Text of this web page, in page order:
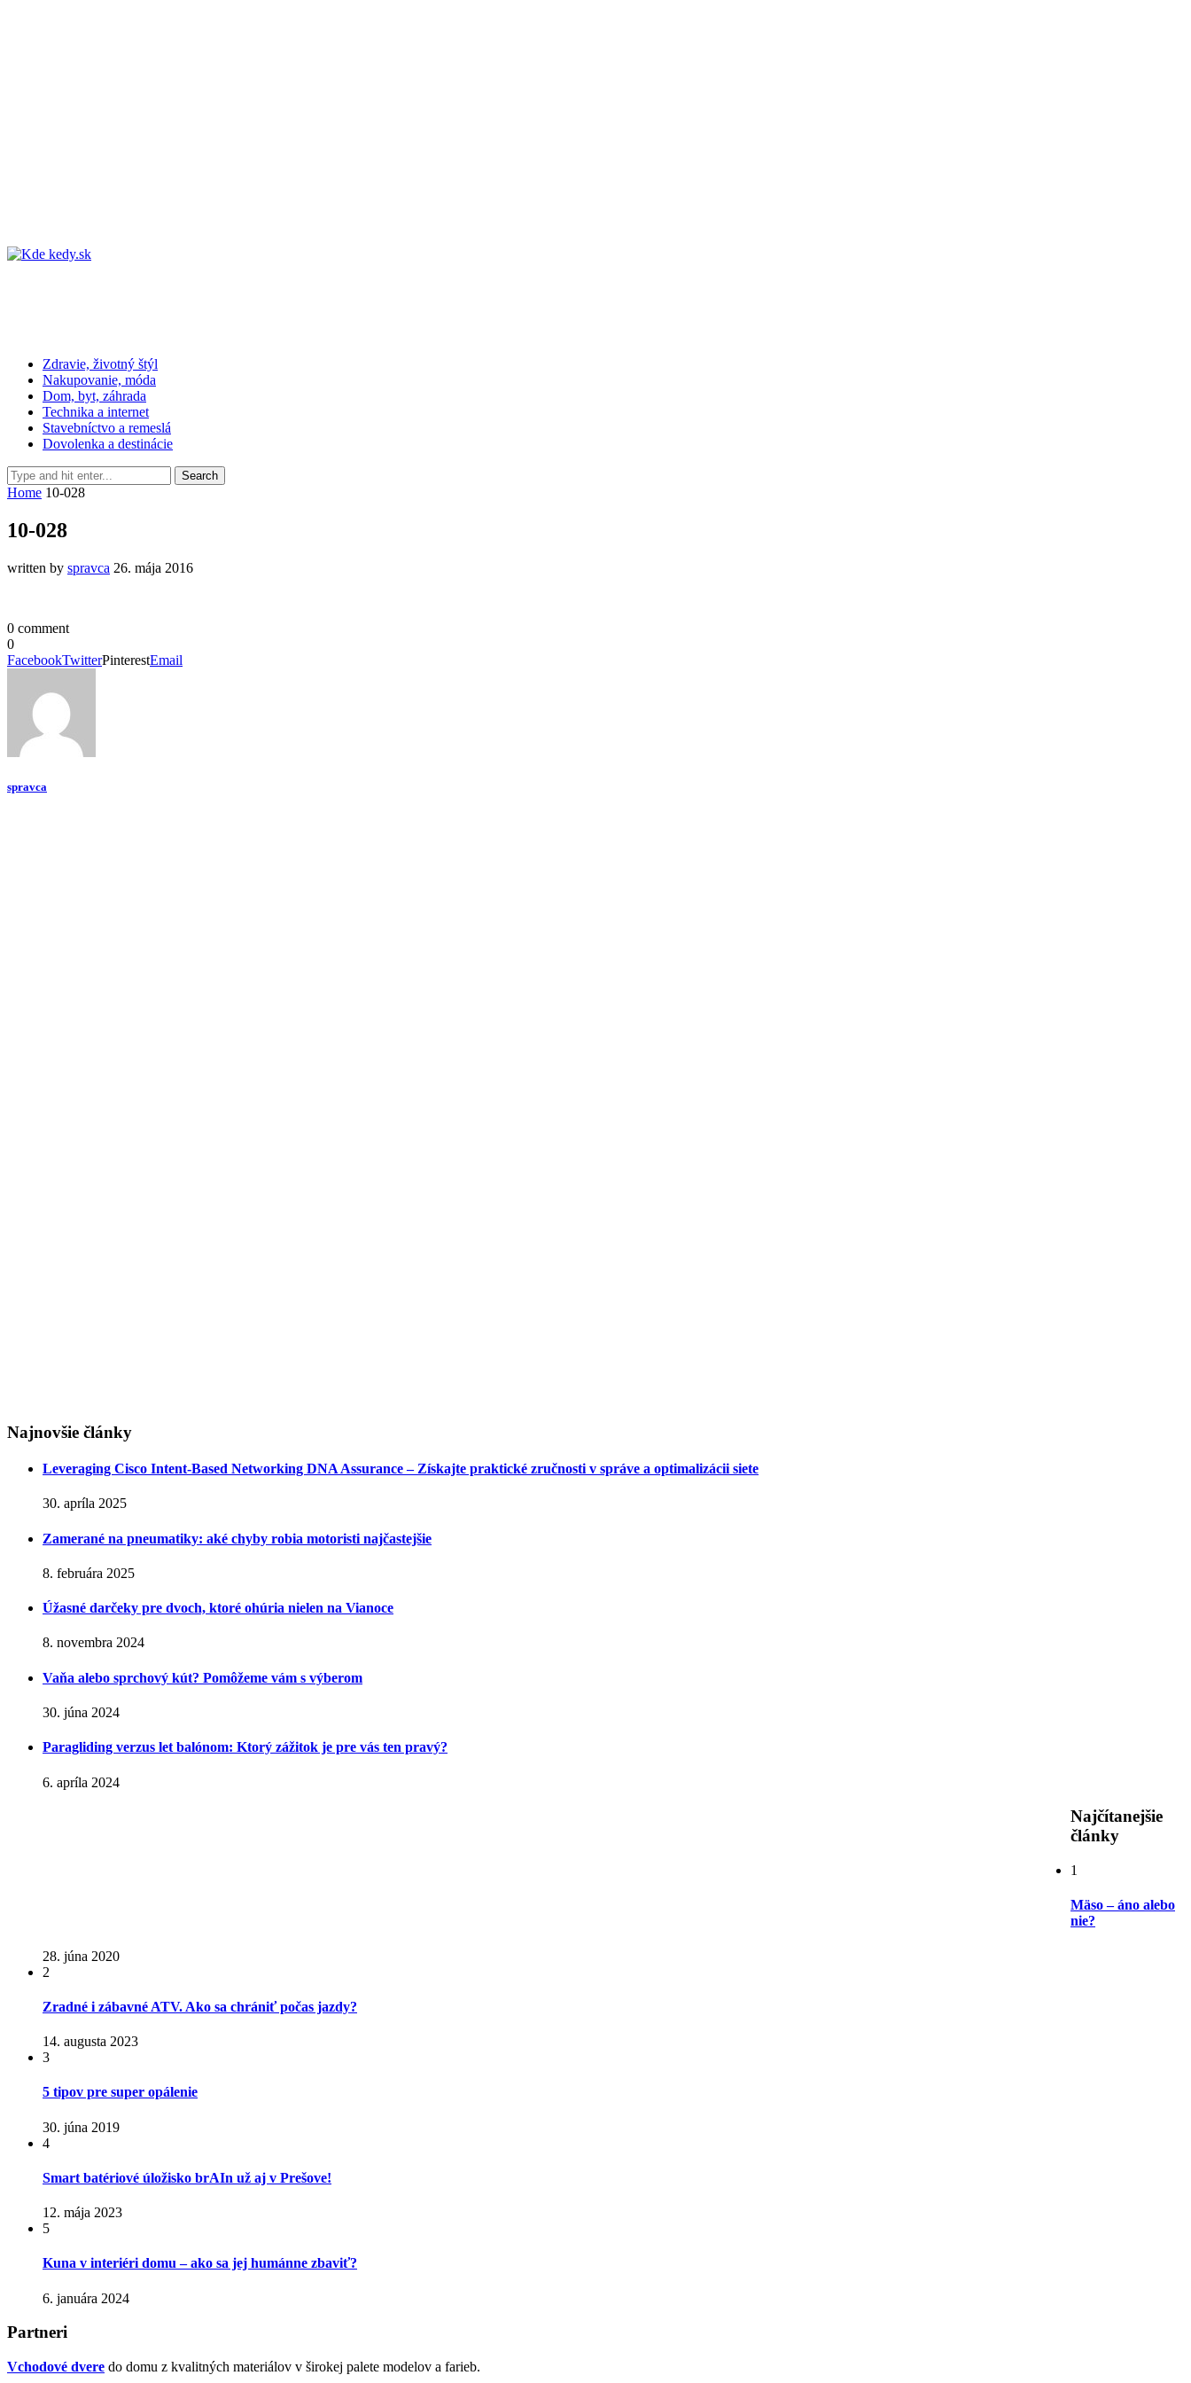
Zdravie, životný štýl
Nakupovanie, móda
Dom, byt, záhrada
Technika a internet
Stavebníctvo a remeslá
Dovolenka a destinácie
Home 10-028
10-028
written by spravca 26. mája 2016
0 comment
0
FacebookTwitterPinterestEmail
spravca
Najnovšie články
Leveraging Cisco Intent-Based Networking DNA Assurance – Získajte praktické zručnosti v správe a optimalizácii siete
30. apríla 2025
Zamerané na pneumatiky: aké chyby robia motoristi najčastejšie
8. februára 2025
Úžasné darčeky pre dvoch, ktoré ohúria nielen na Vianoce
8. novembra 2024
Vaňa alebo sprchový kút? Pomôžeme vám s výberom
30. júna 2024
Paragliding verzus let balónom: Ktorý zážitok je pre vás ten pravý?
6. apríla 2024
Najčítanejšie
články
1
Mäso – áno alebo
nie?
28. júna 2020
2
Zradné i zábavné ATV. Ako sa chrániť počas jazdy?
14. augusta 2023
3
5 tipov pre super opálenie
30. júna 2019
4
Smart batériové úložisko brAIn už aj v Prešove!
12. mája 2023
5
Kuna v interiéri domu – ako sa jej humánne zbaviť?
6. januára 2024
Partneri
Vchodové dvere do domu z kvalitných materiálov v širokej palete modelov a farieb.